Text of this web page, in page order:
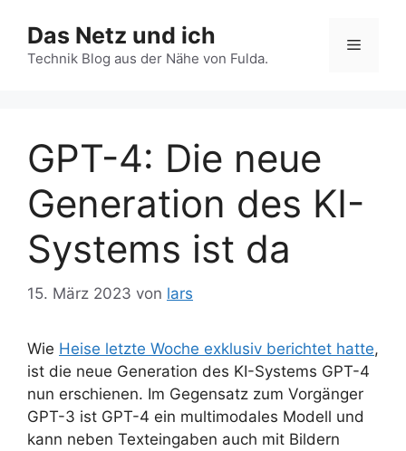
Inhalt
springen
Das Netz und ich
Technik Blog aus der Nähe von Fulda.
Menü
GPT-4: Die neue
Generation des KI-
Systems ist da
15. März 2023 von lars
Wie Heise letzte Woche exklusiv berichtet hatte,
ist die neue Generation des KI-Systems GPT-4
nun erschienen. Im Gegensatz zum Vorgänger
GPT-3 ist GPT-4 ein multimodales Modell und
kann neben Texteingaben auch mit Bildern